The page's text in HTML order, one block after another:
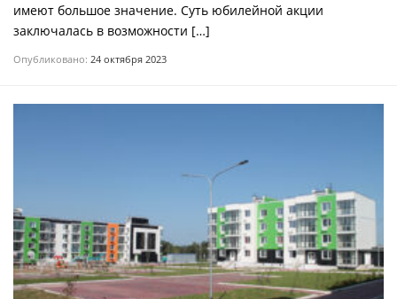
имеют большое значение. Суть юбилейной акции
заключалась в возможности […]
Опубликовано: 24 октября 2023